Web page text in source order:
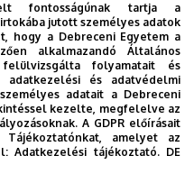
fontosságúnak tartja a
jutott személyes adatok
hogy a Debreceni Egyetem a
alkalmazandó Általános
folyamatait és
és adatvédelmi
adatait a Debreceni
kezelte, megfelelve az
A GDPR előírásait
amelyet az
Adatkezelési tájékoztató. DE
továbbképzés
szakorvosok
általános orvosképzés
szakorvosképzés